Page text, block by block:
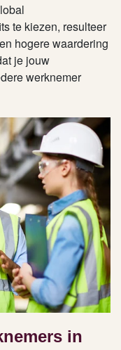
te kiezen, resulteer
hogere waardering
je jouw
werknemer
in